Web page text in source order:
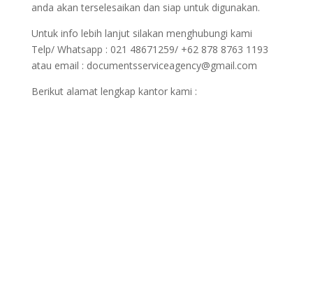
anda akan terselesaikan dan siap untuk digunakan.
Untuk info lebih lanjut silakan menghubungi kami
Telp/ Whatsapp : 021 48671259/ +62 878 8763 1193
atau email : documentsserviceagency@gmail.com
Berikut alamat lengkap kantor kami :